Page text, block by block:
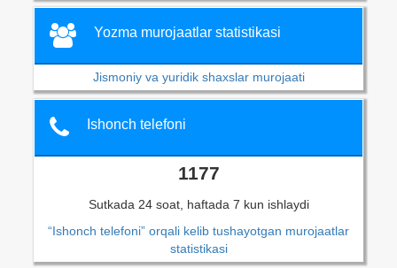
Yozma murojaatlar statistikasi
Jismoniy va yuridik shaxslar murojaati
Ishonch telefoni
1177
Sutkada 24 soat, haftada 7 kun ishlaydi
“Ishonch telefoni” orqali kelib tushayotgan murojaatlar
statistikasi